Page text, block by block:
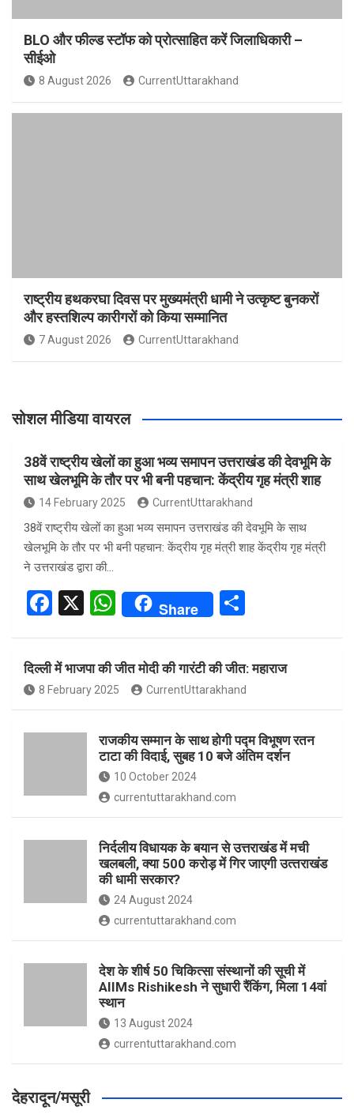
BLO और फील्ड स्टॉफ को प्रोत्साहित करें जिलाधिकारी –
सीईओ
8 August 2026 CurrentUttarakhand
राष्ट्रीय हथकरघा दिवस पर मुख्यमंत्री धामी ने उत्कृष्ट बुनकरों
और हस्तशिल्प कारीगरों को किया सम्मानित
7 August 2026 CurrentUttarakhand
सोशल मीडिया वायरल
38वें राष्ट्रीय खेलों का हुआ भव्य समापन उत्तराखंड की देवभूमि के
साथ खेलभूमि के तौर पर भी बनी पहचान: केंद्रीय गृह मंत्री शाह
14 February 2025 CurrentUttarakhand
38वें राष्ट्रीय खेलों का हुआ भव्य समापन उत्तराखंड की देवभूमि के साथ
खेलभूमि के तौर पर भी बनी पहचान: केंद्रीय गृह मंत्री शाह केंद्रीय गृह मंत्री
ने उत्तराखंड द्वारा की…
F
ce
b
o
o
X
W
at
s
A
p
p
Share
e
दिल्ली में भाजपा की जीत मोदी की गारंटी की जीत: महाराज
8 February 2025 CurrentUttarakhand
राजकीय सम्मान के साथ होगी पद्म विभूषण रतन
टाटा की विदाई, सुबह 10 बजे अंतिम दर्शन
10 October 2024
currentuttarakhand.com
निर्दलीय विधायक के बयान से उत्तराखंड में मची
खलबली, क्‍या 500 करोड़ में गिर जाएगी उत्‍तराखंड
की धामी सरकार?
24 August 2024
currentuttarakhand.com
देश के शीर्ष 50 चिकित्सा संस्थानों की सूची में
AIIMs Rishikesh ने सुधारी रैंकिंग, मिला 14वां
स्थान
13 August 2024
currentuttarakhand.com
देहरादून/मसूरी